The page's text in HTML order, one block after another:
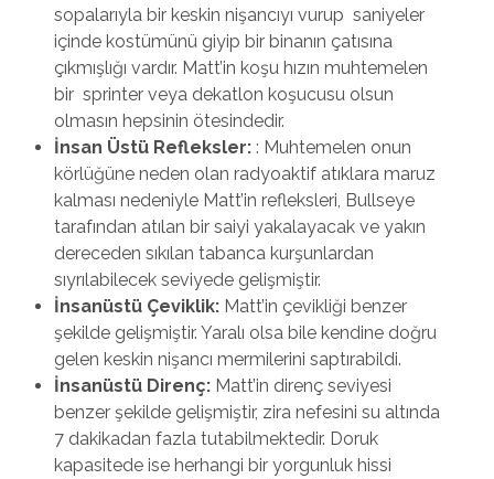
sopalarıyla bir keskin nişancıyı vurup saniyeler
içinde kostümünü giyip bir binanın çatısına
çıkmışlığı vardır. Matt’in koşu hızın muhtemelen
bir sprinter veya dekatlon koşucusu olsun
olmasın hepsinin ötesindedir.
İnsan Üstü Refleksler: : Muhtemelen onun
körlüğüne neden olan radyoaktif atıklara maruz
kalması nedeniyle Matt’in refleksleri, Bullseye
tarafından atılan bir saiyi yakalayacak ve yakın
dereceden sıkılan tabanca kurşunlardan
sıyrılabilecek seviyede gelişmiştir.
İnsanüstü Çeviklik:Matt’in çevikliği benzer
şekilde gelişmiştir. Yaralı olsa bile kendine doğru
gelen keskin nişancı mermilerini saptırabildi.
İnsanüstü Direnç:Matt’in direnç seviyesi
benzer şekilde gelişmiştir, zira nefesini su altında
7 dakikadan fazla tutabilmektedir. Doruk
kapasitede ise herhangi bir yorgunluk hissi